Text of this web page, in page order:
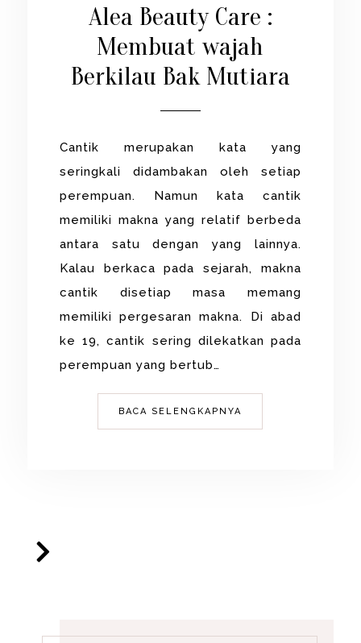
Alea Beauty Care :
Membuat wajah
Berkilau Bak Mutiara
Cantik merupakan kata yang
seringkali didambakan oleh setiap
perempuan. Namun kata cantik
memiliki makna yang relatif berbeda
antara satu dengan yang lainnya.
Kalau berkaca pada sejarah, makna
cantik disetiap masa memang
memiliki pergesaran makna. Di abad
ke 19, cantik sering dilekatkan pada
perempuan yang bertub…
BACA SELENGKAPNYA